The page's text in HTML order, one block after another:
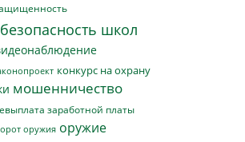
безопасность школ
конкурс на охрану
мошенничество
заработной платы
оружия оружие